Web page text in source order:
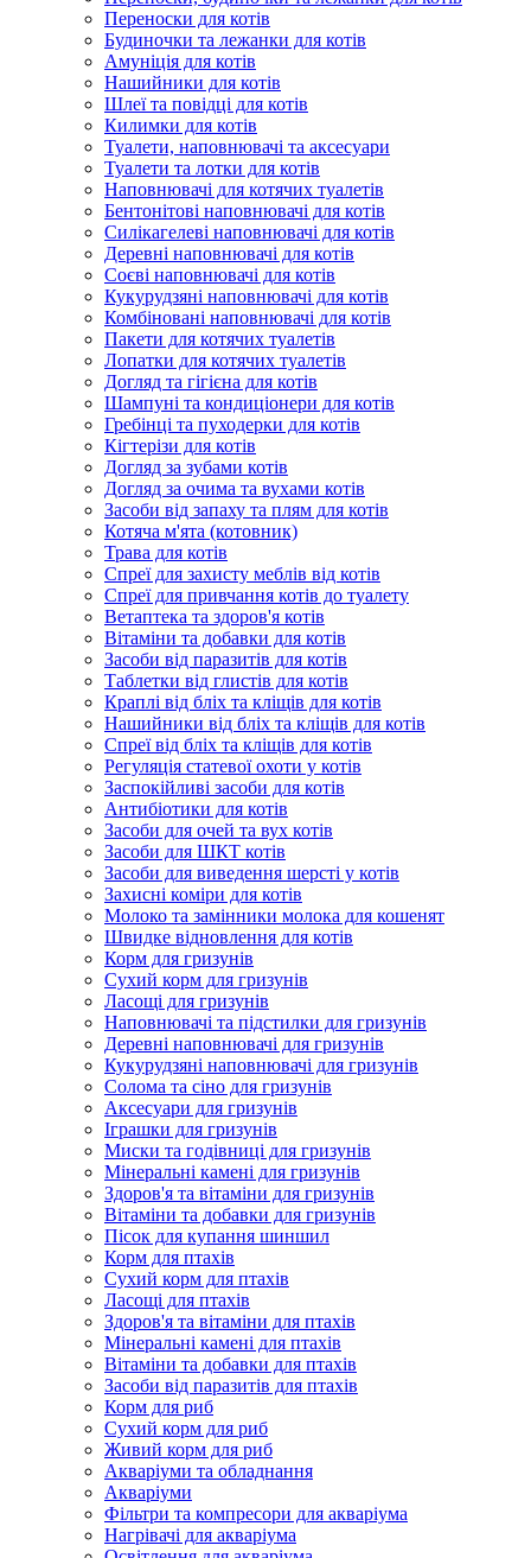
Переноски для котів
Будиночки та лежанки для котів
Амуніція для котів
Нашийники для котів
Шлеї та повідці для котів
Килимки для котів
Туалети, наповнювачі та аксесуари
Туалети та лотки для котів
Наповнювачі для котячих туалетів
Бентонітові наповнювачі для котів
Силікагелеві наповнювачі для котів
Деревні наповнювачі для котів
Соєві наповнювачі для котів
Кукурудзяні наповнювачі для котів
Комбіновані наповнювачі для котів
Пакети для котячих туалетів
Лопатки для котячих туалетів
Догляд та гігієна для котів
Шампуні та кондиціонери для котів
Гребінці та пуходерки для котів
Кігтерізи для котів
Догляд за зубами котів
Догляд за очима та вухами котів
Засоби від запаху та плям для котів
Котяча м'ята (котовник)
Трава для котів
Спреї для захисту меблів від котів
Спреї для привчання котів до туалету
Ветаптека та здоров'я котів
Вітаміни та добавки для котів
Засоби від паразитів для котів
Таблетки від глистів для котів
Краплі від бліх та кліщів для котів
Нашийники від бліх та кліщів для котів
Спреї від бліх та кліщів для котів
Регуляція статевої охоти у котів
Заспокійливі засоби для котів
Антибіотики для котів
Засоби для очей та вух котів
Засоби для ШКТ котів
Засоби для виведення шерсті у котів
Захисні коміри для котів
Молоко та замінники молока для кошенят
Швидке відновлення для котів
Корм для гризунів
Сухий корм для гризунів
Ласощі для гризунів
Наповнювачі та підстилки для гризунів
Деревні наповнювачі для гризунів
Кукурудзяні наповнювачі для гризунів
Солома та сіно для гризунів
Аксесуари для гризунів
Іграшки для гризунів
Миски та годівниці для гризунів
Мінеральні камені для гризунів
Здоров'я та вітаміни для гризунів
Вітаміни та добавки для гризунів
Пісок для купання шиншил
Корм для птахів
Сухий корм для птахів
Ласощі для птахів
Здоров'я та вітаміни для птахів
Мінеральні камені для птахів
Вітаміни та добавки для птахів
Засоби від паразитів для птахів
Корм для риб
Сухий корм для риб
Живий корм для риб
Акваріуми та обладнання
Акваріуми
Фільтри та компресори для акваріума
Нагрівачі для акваріума